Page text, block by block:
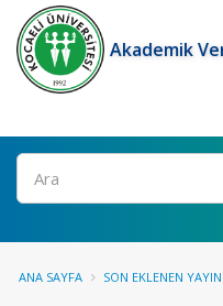
Akademik
Ara
ANA SAYFA SON EKLENEN